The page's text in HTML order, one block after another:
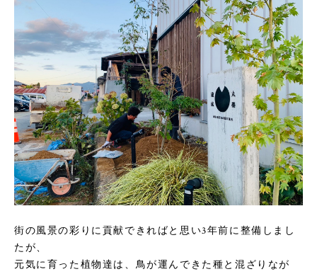
街の風景の彩りに貢献できればと思い3年前に整備しまし
たが、
元気に育った植物達は、鳥が運んできた種と混ざりなが